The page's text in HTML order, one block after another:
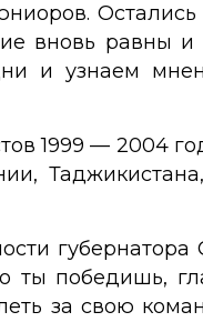
вновь равны
и узнаем
1999 — 2004
губернатора
ты победишь,
за свою